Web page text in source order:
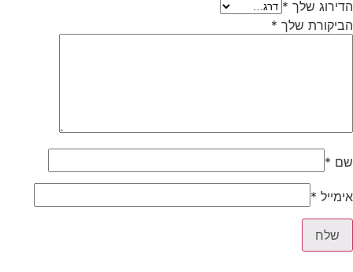
הדירוג שלך *
הביקורת שלך *
שם *
אימייל *